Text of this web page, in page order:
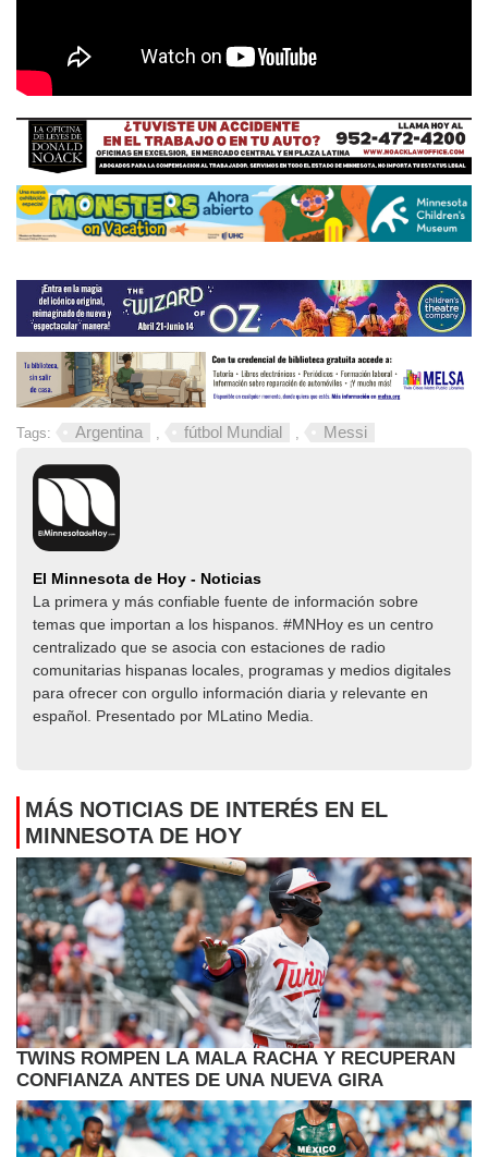
Tags: Argentina , fútbol Mundial , Messi
El Minnesota de Hoy - Noticias
La primera y más confiable fuente de información sobre
temas que importan a los hispanos. #MNHoy es un centro
centralizado que se asocia con estaciones de radio
comunitarias hispanas locales, programas y medios digitales
para ofrecer con orgullo información diaria y relevante en
español. Presentado por MLatino Media.
MÁS NOTICIAS DE INTERÉS EN EL
MINNESOTA DE HOY
TWINS ROMPEN LA MALA RACHA Y RECUPERAN
CONFIANZA ANTES DE UNA NUEVA GIRA